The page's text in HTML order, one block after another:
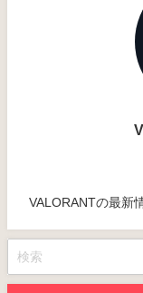
VALORANTの最新